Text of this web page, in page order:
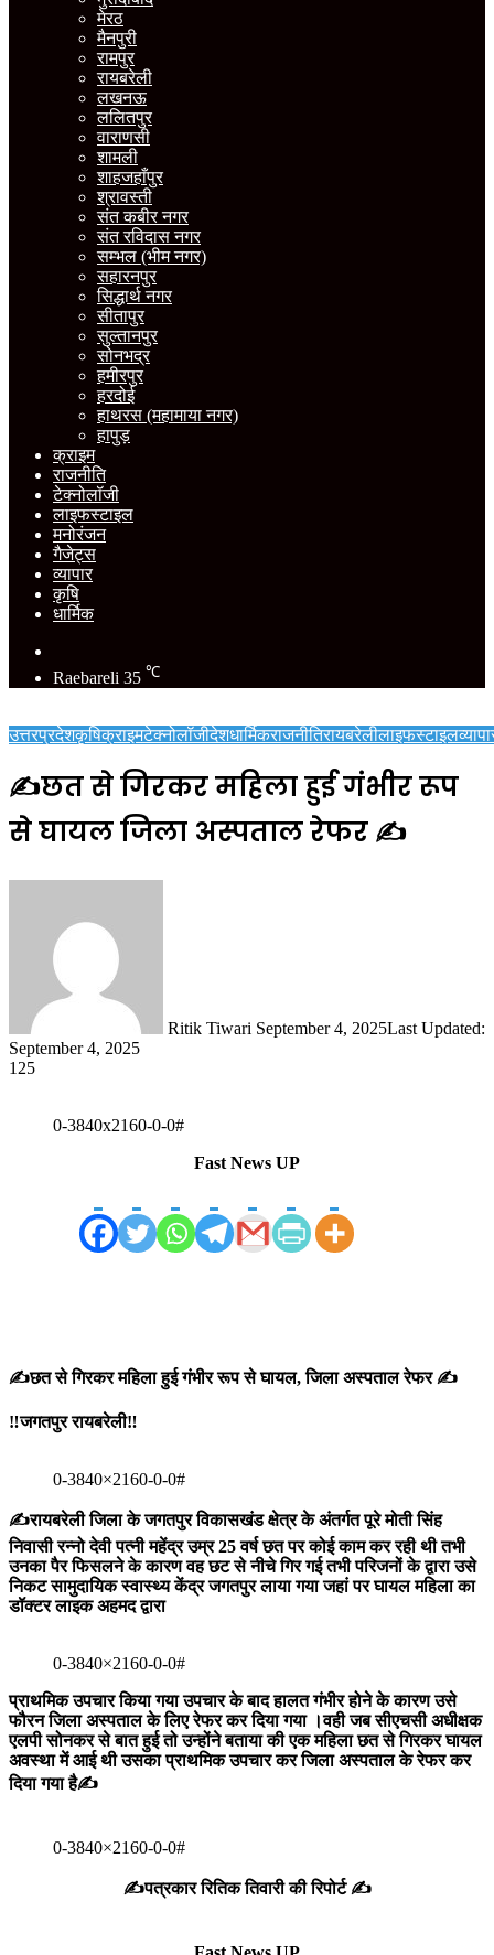
मेरठ
मैनपुरी
रामपुर
रायबरेली
लखनऊ
ललितपुर
वाराणसी
शामली
शाहजहाँपुर
श्रावस्ती
संत कबीर नगर
संत रविदास नगर
सम्भल (भीम नगर)
सहारनपुर
सिद्धार्थ नगर
सीतापुर
सुल्तानपुर
सोनभद्र
हमीरपुर
हरदोई
हाथरस (महामाया नगर)
हापुड़
क्राइम
राजनीति
टेक्नोलॉजी
लाइफस्टाइल
मनोरंजन
गैजेट्स
व्यापार
कृषि
धार्मिक
skin
Raebareli 35 ℃
उत्तरप्रदेशकृषिक्राइमटेक्नोलॉजीदेशधार्मिकराजनीतिरायबरेलीलाइफस्टाइल
✍️छत से गिरकर महिला हुई गंभीर रूप
से घायल जिला अस्पताल रेफर ✍️
Ritik Tiwari September 4, 2025Last Updated:
September 4, 2025
125
0-3840x2160-0-0#
Fast News UP
✍️छत से गिरकर महिला हुई गंभीर रूप से घायल, जिला अस्पताल रेफर ✍️
‼️जगतपुर रायबरेली‼️
0-3840×2160-0-0#
✍️रायबरेली जिला के जगतपुर विकासखंड क्षेत्र के अंतर्गत पूरे मोती सिंह
निवासी रन्नो देवी पत्नी महेंद्र उम्र 25 वर्ष छत पर कोई काम कर रही थी तभी
उनका पैर फिसलने के कारण वह छट से नीचे गिर गई तभी परिजनों के द्वारा उसे
निकट सामुदायिक स्वास्थ्य केंद्र जगतपुर लाया गया जहां पर घायल महिला का
डॉक्टर लाइक अहमद द्वारा
0-3840×2160-0-0#
प्राथमिक उपचार किया गया उपचार के बाद हालत गंभीर होने के कारण उसे
फौरन जिला अस्पताल के लिए रेफर कर दिया गया ।वही जब सीएचसी अधीक्षक
एलपी सोनकर से बात हुई तो उन्होंने बताया की एक महिला छत से गिरकर घायल
अवस्था में आई थी उसका प्राथमिक उपचार कर जिला अस्पताल के रेफर कर
दिया गया है✍️
0-3840×2160-0-0#
✍️पत्रकार रितिक तिवारी की रिपोर्ट ✍️